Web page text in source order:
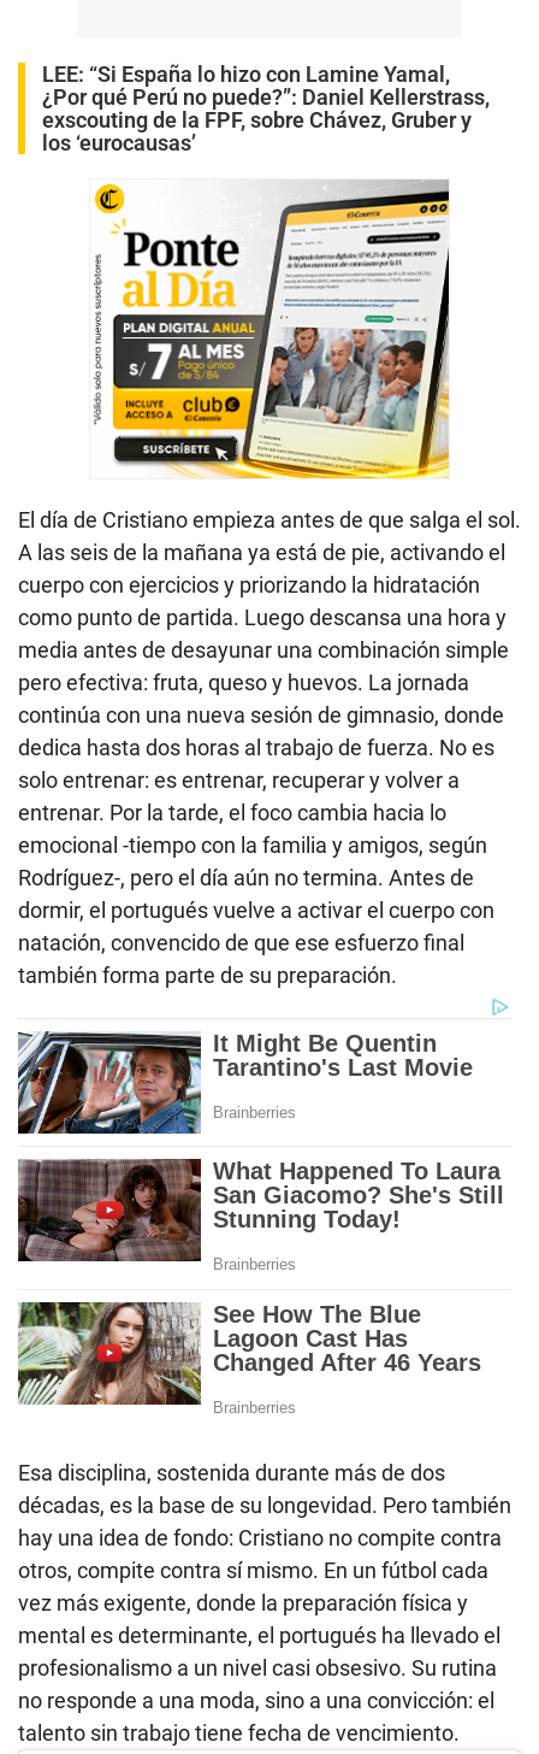
LEE: “Si España lo hizo con Lamine Yamal,
¿Por qué Perú no puede?”: Daniel Kellerstrass,
exscouting de la FPF, sobre Chávez, Gruber y
los ‘eurocausas’
El día de Cristiano empieza antes de que salga el sol.
A las seis de la mañana ya está de pie, activando el
cuerpo con ejercicios y priorizando la hidratación
como punto de partida. Luego descansa una hora y
media antes de desayunar una combinación simple
pero efectiva: fruta, queso y huevos. La jornada
continúa con una nueva sesión de gimnasio, donde
dedica hasta dos horas al trabajo de fuerza. No es
solo entrenar: es entrenar, recuperar y volver a
entrenar. Por la tarde, el foco cambia hacia lo
emocional -tiempo con la familia y amigos, según
Rodríguez-, pero el día aún no termina. Antes de
dormir, el portugués vuelve a activar el cuerpo con
natación, convencido de que ese esfuerzo final
también forma parte de su preparación.
Esa disciplina, sostenida durante más de dos
décadas, es la base de su longevidad. Pero también
hay una idea de fondo: Cristiano no compite contra
otros, compite contra sí mismo. En un fútbol cada
vez más exigente, donde la preparación física y
mental es determinante, el portugués ha llevado el
profesionalismo a un nivel casi obsesivo. Su rutina
no responde a una moda, sino a una convicción: el
talento sin trabajo tiene fecha de vencimiento.